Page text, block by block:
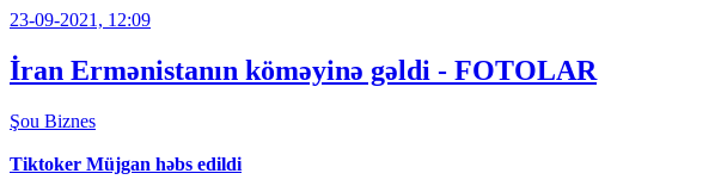
23-09-2021, 12:09
İran Ermənistanın köməyinə gəldi - FOTOLAR
Şou Biznes
Tiktoker Müjgan həbs edildi